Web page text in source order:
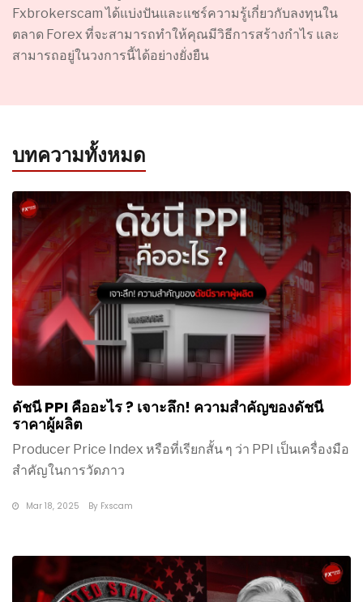
Fxbrokerscam ได้แบ่งปันและแชร์ความรู้เกี่ยวกับลงทุนใน
ตลาด Forex ที่จะสามารถทำให้คุณมีวิธีการสร้างกำไร และ
สามารถอยู่ในวงการนี้ได้อย่างยั่งยืน
บทความทั้งหมด
ดัชนี PPI คืออะไร ? เจาะลึก! ความสำคัญของดัชนี
ราคาผู้ผลิต
Producer Price Index หรือที่เรียกสั้น ๆ ว่า PPI เป็นเครื่องมือ
สำคัญในการวัดภาว
Mar 18, 2025 By Fxscam